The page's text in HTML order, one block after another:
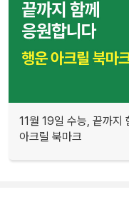
11월 19일 수능, 끝까지
아크릴 북마크